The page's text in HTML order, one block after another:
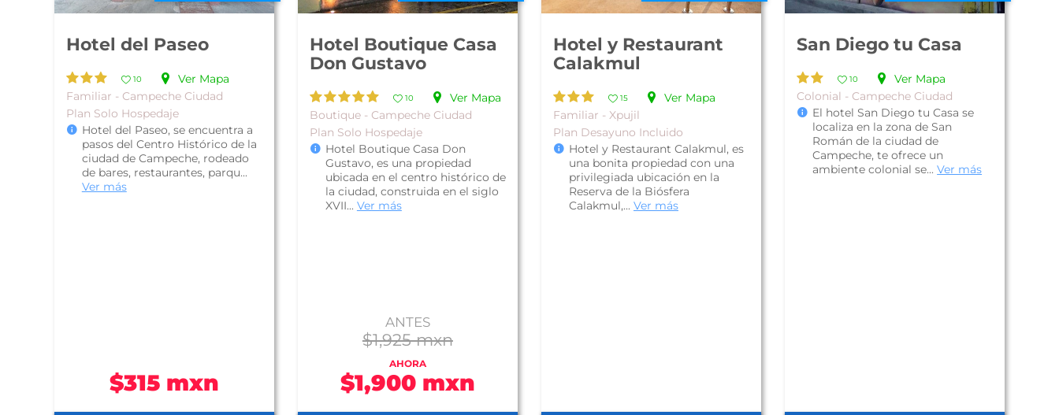
Hotel del Paseo
10
Ver Mapa
Familiar - Campeche Ciudad
Plan Solo Hospedaje
Hotel del Paseo, se encuentra a
pasos del Centro Histórico de la
ciudad de Campeche, rodeado
de bares, restaurantes, parqu...
Ver más
$315 mxn
Hotel Boutique Casa
Don Gustavo
10
Ver Mapa
Boutique - Campeche Ciudad
Plan Solo Hospedaje
Hotel Boutique Casa Don
Gustavo, es una propiedad
ubicada en el centro histórico de
la ciudad, construida en el siglo
XVII... Ver más
ANTES
$1,925 mxn
AHORA
$1,900 mxn
Hotel y Restaurant
Calakmul
15
Ver Mapa
Familiar - Xpujil
Plan Desayuno Incluido
Hotel y Restaurant Calakmul, es
una bonita propiedad con una
privilegiada ubicación en la
Reserva de la Biósfera
Calakmul,... Ver más
San Diego tu Casa
10
Ver Mapa
Colonial - Campeche Ciudad
El hotel San Diego tu Casa se
localiza en la zona de San
Román de la ciudad de
Campeche, te ofrece un
ambiente colonial se...Ver más